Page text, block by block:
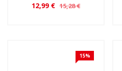
12,99 € 15,28 €
15%